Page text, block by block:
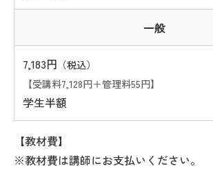
一般
7,183円 （税込）
【受講料7,128円＋管理料55円】
学生半額
【教材費】
※教材費は講師にお支払いください。